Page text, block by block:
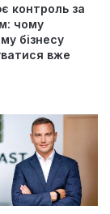
контроль за
чому
бізнесу
вже